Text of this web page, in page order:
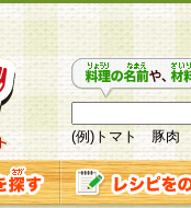
(例)トマト 豚肉